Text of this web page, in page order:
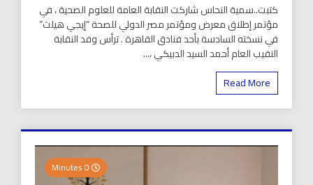
كتبت..سمية النحاس شاركت النقابة العامة للعلوم الصحية ، في
مؤتمر إطلاق معرض ومؤتمر مصر الدولي للصحة “إيجي هيلث”
في نسخته السادسة بأحد فنادق القاهرة . ترأس وفد النقابة
النقيب العام أحمد السيد الدبيكي ،...
Read More